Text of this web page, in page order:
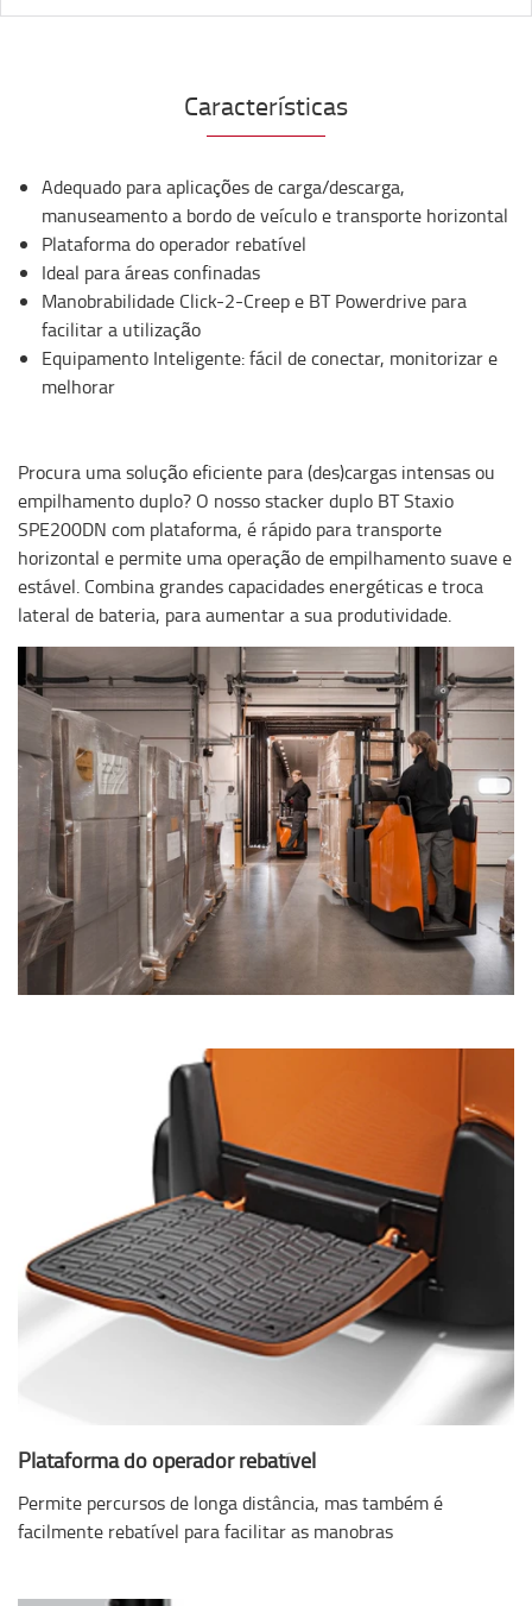
Características
Adequado para aplicações de carga/descarga,
manuseamento a bordo de veículo e transporte horizontal
Plataforma do operador rebatível
Ideal para áreas confinadas
Manobrabilidade Click-2-Creep e BT Powerdrive para
facilitar a utilização
Equipamento Inteligente: fácil de conectar, monitorizar e
melhorar
Procura uma solução eficiente para (des)cargas intensas ou
empilhamento duplo? O nosso stacker duplo BT Staxio
SPE200DN com plataforma, é rápido para transporte
horizontal e permite uma operação de empilhamento suave e
estável. Combina grandes capacidades energéticas e troca
lateral de bateria, para aumentar a sua produtividade.
Plataforma do operador rebatível
Permite percursos de longa distância, mas também é
facilmente rebatível para facilitar as manobras